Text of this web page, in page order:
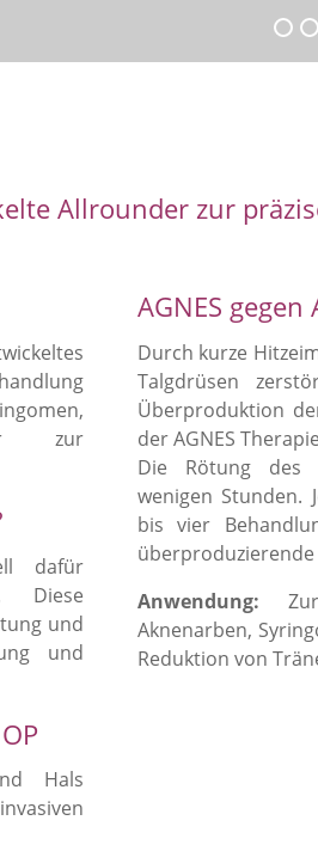
Allrounder zur
zur
dafür
Diese
und
und
Hals
AGNES gegen
Durch kurze
Talgdrüsen
Überproduktion
der AGNES
Die Rötung des
wenigen Stunden.
bis vier
überproduzierende
Anwendung:
Aknenarben,
Reduktion von